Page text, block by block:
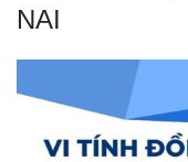
NAI